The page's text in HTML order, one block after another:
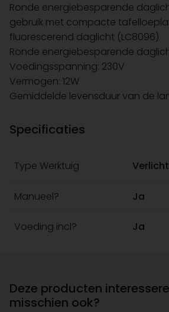
Ronde energiebesparende
gebruik met compacte
fluorescerend daglicht (LC8096)
Ronde energiebesparende
Voedingsspanning: 230V
Vermogen: 12W
Gemiddelde levensduur van de
Specificaties
Type Werktuig
Manueel? Ja
Voeding incl? Ja
Deze producten
misschien ook?